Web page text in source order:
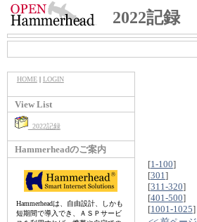
2022記録
HOME| LOGIN
View List
2022記録
Hammerheadのご案内
Hammerheadは、自由設計、しかも
短期間で導入でき、ＡＳＰサービ
[1-100]
[301]
[311-320]
[401-500]
[1001-1025]